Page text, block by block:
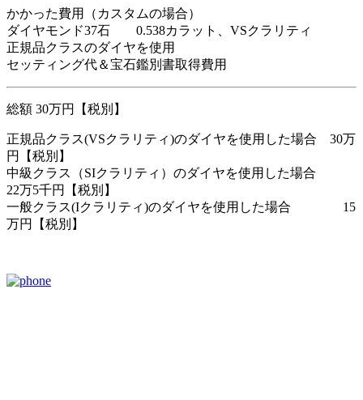
かかった費用（カスタムの場合）
ダイヤモンド37石 0.538カラット、VSクラリティ
正規品クラスのダイヤを使用
セッティング代＆宝石鑑別書取得費用
総額 30万円【税別】
正規品クラス(VSクラリティ)のダイヤを使用した場合 30万
円【税別】
中級クラス（SIクラリティ）のダイヤを使用した場合
22万5千円【税別】
一般クラス(Iクラリティ)のダイヤを使用した場合 15
万円【税別】